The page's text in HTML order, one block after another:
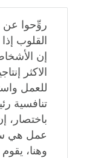
روِّحوا عن
القلوب
إن
الاكثر
للعمل
تنافسية
باختصار،
عمل هي
وهنا،